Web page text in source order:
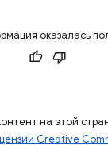
оказалась
на этой
Creative